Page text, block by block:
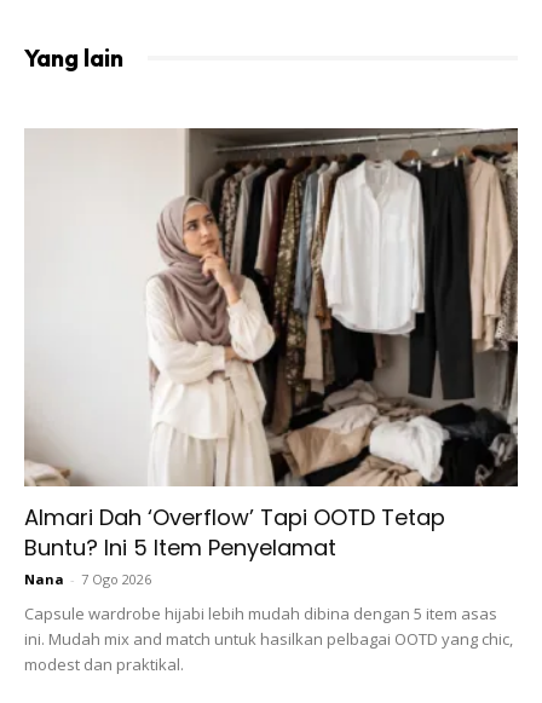
nadiyajhussain
“Saya masih ingat sebelum sertai Bake Off saya mungkin
orang yang paling takut di dunia. Saya tidak berani menaiki
pengangkutan awam, tidak tahu bagaimana untuk menaiki
kereta api.
Yang lain
Almari Dah ‘Overflow’ Tapi OOTD Tetap
Buntu? Ini 5 Item Penyelamat
Nana - 7 Ogo 2026
Capsule wardrobe hijabi lebih mudah dibina dengan 5 item asas
ini. Mudah mix and match untuk hasilkan pelbagai OOTD yang chic,
modest dan praktikal.